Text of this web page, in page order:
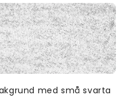
med små svarta